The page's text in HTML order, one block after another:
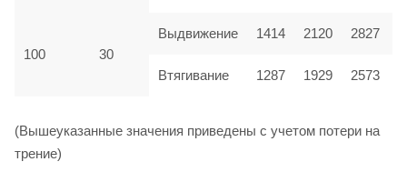
100 30
Выдвижение 1414 2120 2827
Втягивание 1287 1929 2573
(Вышеуказанные значения приведены с учетом потери на
трение)